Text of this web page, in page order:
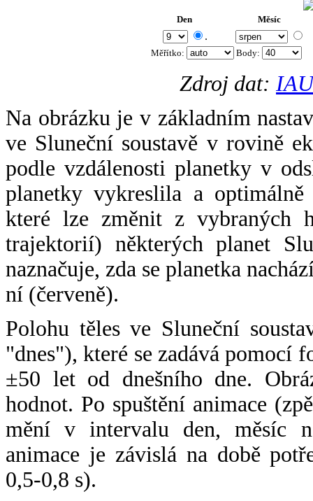
Den Měsíc
.
Měřítko: Body:
Zdroj dat:
Na obrázku je v základním
ve Sluneční soustavě v rovině
podle vzdálenosti planetky v
planetky vykreslila a
které lze změnit z vybraných
trajektorií) některých planet
naznačuje, zda se planetka
ní (červeně).
Polohu těles ve Sluneční
"dnes"), které se zadává pomocí
±50 let od dnešního dne.
hodnot. Po spuštění animace
mění v intervalu den, měsíc
animace je závislá na době
0,5-0,8 s).